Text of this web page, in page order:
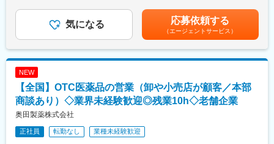
夕方～夜：事務作業など
・基本的には直行直帰の働き方となります。
・既存顧客が１００％。直接訪問だけでなく、メールやオンライ
・担当エリアにもよりますが、月半分程度は宿泊を伴う出張が発
生します。
■入社後の研修
（バディ制）、3～4か月から徐々に独り立ちいただく想定をして
通じて上下する可能性があります。月給(月額)は固定手当を含めた
表記です。気になる 応募依頼する
（エージェントサービス）
NEW
【全国】OTC医薬品の営業（卸や小売店が顧客／本部
商談あり）◇業界未経験歓迎◎残業10h◇老舗企業
奥田製薬株式会社
正社員 転勤なし 業種未経験歓迎